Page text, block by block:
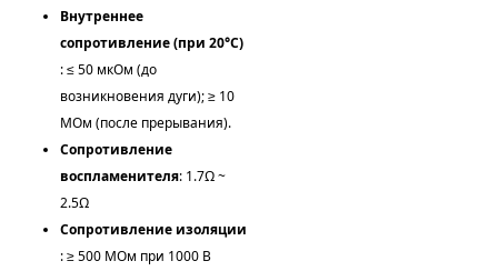
Внутреннее
сопротивление (при 20°C)
: ≤ 50 мкОм (до
возникновения дуги); ≥ 10
МОм (после прерывания).
Сопротивление
воспламенителя: 1.7Ω ~
2.5Ω
Сопротивление изоляции
: ≥ 500 МОм при 1000 В